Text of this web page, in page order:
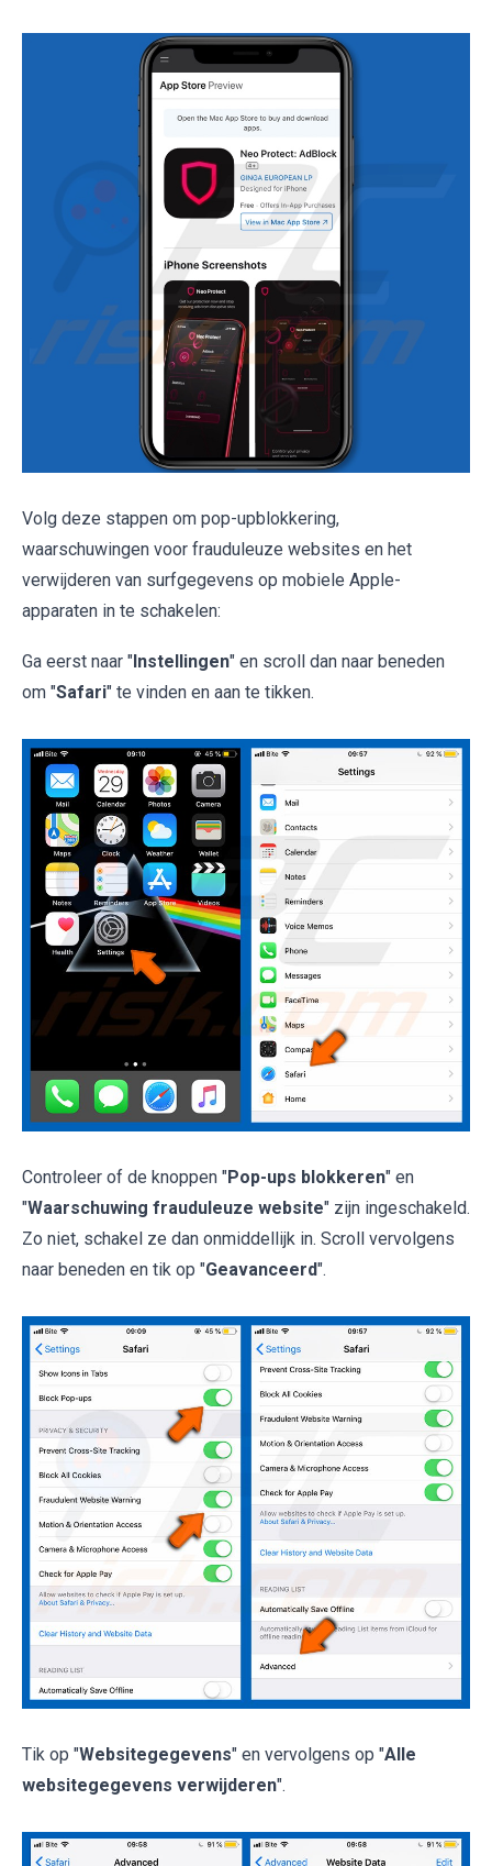
Volg deze stappen om pop-upblokkering,
waarschuwingen voor frauduleuze websites en het
verwijderen van surfgegevens op mobiele Apple-
apparaten in te schakelen:
Ga eerst naar "Instellingen" en scroll dan naar beneden
om "Safari" te vinden en aan te tikken.
Controleer of de knoppen "Pop-ups blokkeren" en
"Waarschuwing frauduleuze website" zijn ingeschakeld.
Zo niet, schakel ze dan onmiddellijk in. Scroll vervolgens
naar beneden en tik op "Geavanceerd".
Tik op "Websitegegevens" en vervolgens op "Alle
websitegegevens verwijderen".